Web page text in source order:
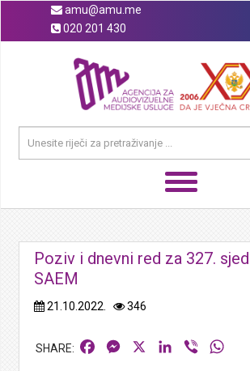
amu@amu.me
020 201 430
Poziv i dnevni red za 327.
SAEM
21.10.2022. 346
FacebookMessengerLinkedIn
Viber